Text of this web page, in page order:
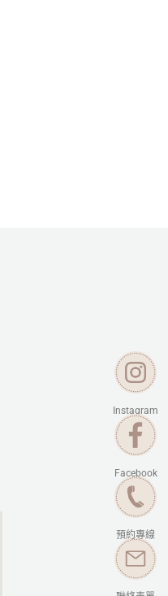
Instagram
預約專線
Facebook